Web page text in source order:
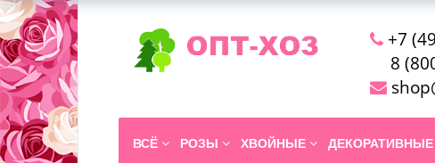
+7
8
ВСЁ РОЗЫ ХВОЙНЫЕ ДЕКОРАТИВНЫЕ